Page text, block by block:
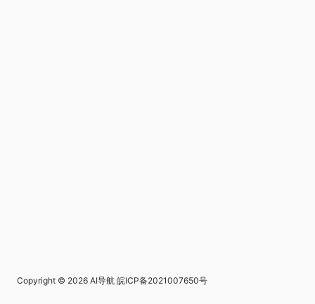
Copyright © 2026 AI导航 皖ICP备2021007650号